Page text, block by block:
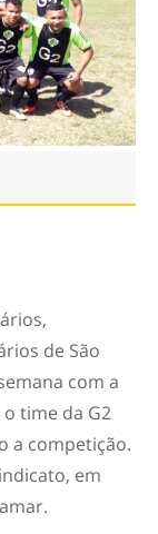
de São
com a
time da G2
a competição.
em